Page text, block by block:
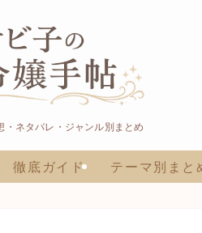
・ネタバレ・ジャンル別まとめ
徹底ガイド テーマ別まと